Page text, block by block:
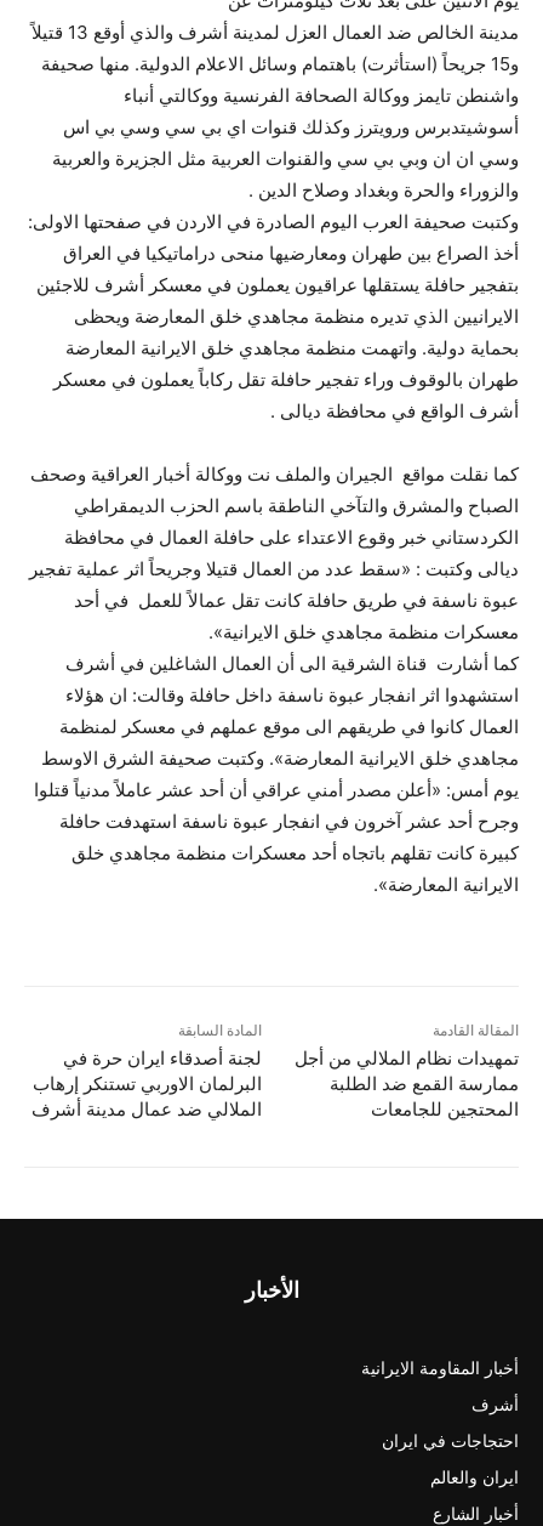
مدينة الخالص ضد العمال العزل لمدينة أشرف والذي أوقع 13 قتيلاً
و15 جريحاً (استأثرت) باهتمام وسائل الاعلام الدولية. منها صحيفة
واشنطن تايمز ووكالة الصحافة الفرنسية ووكالتي أنباء
أسوشيتدبرس ورويترز وكذلك قنوات اي بي سي وسي بي اس
وسي ان ان وبي بي سي والقنوات العربية مثل الجزيرة والعربية
والزوراء والحرة وبغداد وصلاح الدين .
وكتبت صحيفة العرب اليوم الصادرة في الاردن في صفحتها الاولى:
أخذ الصراع بين طهران ومعارضيها منحى دراماتيكيا في العراق
بتفجير حافلة يستقلها عراقيون يعملون في معسكر أشرف للاجئين
الايرانيين الذي تديره منظمة مجاهدي خلق المعارضة ويحظى
بحماية دولية. واتهمت منظمة مجاهدي خلق الايرانية المعارضة
طهران بالوقوف وراء تفجير حافلة تقل ركاباً يعملون في معسكر
أشرف الواقع في محافظة ديالى .
كما نقلت مواقع الجيران والملف نت ووكالة أخبار العراقية وصحف
الصباح والمشرق والتآخي الناطقة باسم الحزب الديمقراطي
الكردستاني خبر وقوع الاعتداء على حافلة العمال في محافظة
ديالى وكتبت : «سقط عدد من العمال قتيلا وجريحاً اثر عملية تفجير
عبوة ناسفة في طريق حافلة كانت تقل عمالاً للعمل في أحد
معسكرات منظمة مجاهدي خلق الايرانية».
كما أشارت قناة الشرقية الى أن العمال الشاغلين في أشرف
استشهدوا اثر انفجار عبوة ناسفة داخل حافلة وقالت: ان هؤلاء
العمال كانوا في طريقهم الى موقع عملهم في معسكر لمنظمة
مجاهدي خلق الايرانية المعارضة». وكتبت صحيفة الشرق الاوسط
يوم أمس: «أعلن مصدر أمني عراقي أن أحد عشر عاملاً مدنياً قتلوا
وجرح أحد عشر آخرون في انفجار عبوة ناسفة استهدفت حافلة
كبيرة كانت تقلهم باتجاه أحد معسكرات منظمة مجاهدي خلق
الايرانية المعارضة».
المادة السابقة
لجنة أصدقاء ايران حرة في
البرلمان الاوربي تستنكر إرهاب
الملالي ضد عمال مدينة أشرف
المقالة القادمة
تمهيدات نظام الملالي من أجل
ممارسة القمع ضد الطلبة
المحتجين للجامعات
الأخبار
أخبار المقاومة الايرانية
أشرف
احتجاجات في ايران
ايران والعالم
أخبار الشارع